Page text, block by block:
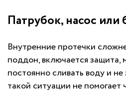
Патрубок, насос или
Внутренние протечки
поддон, включается
постоянно сливать воду и не
такой ситуации не помогает